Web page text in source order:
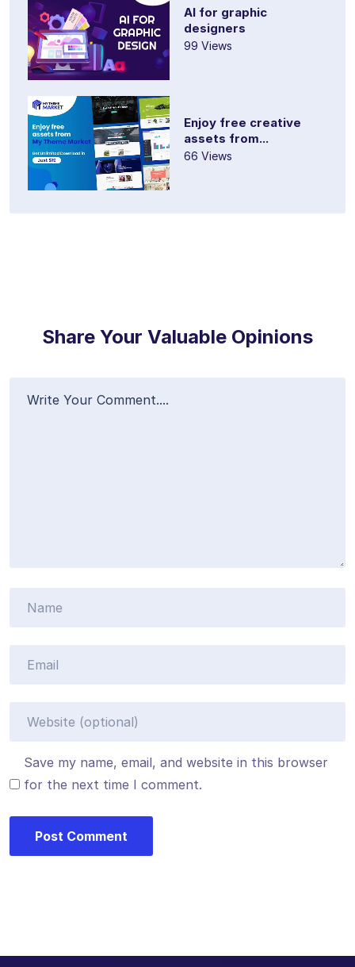
AI for graphic
designers
99 Views
Enjoy free creative
assets from...
66 Views
Share Your Valuable Opinions
Save my name, email, and website in this browser
for the next time I comment.